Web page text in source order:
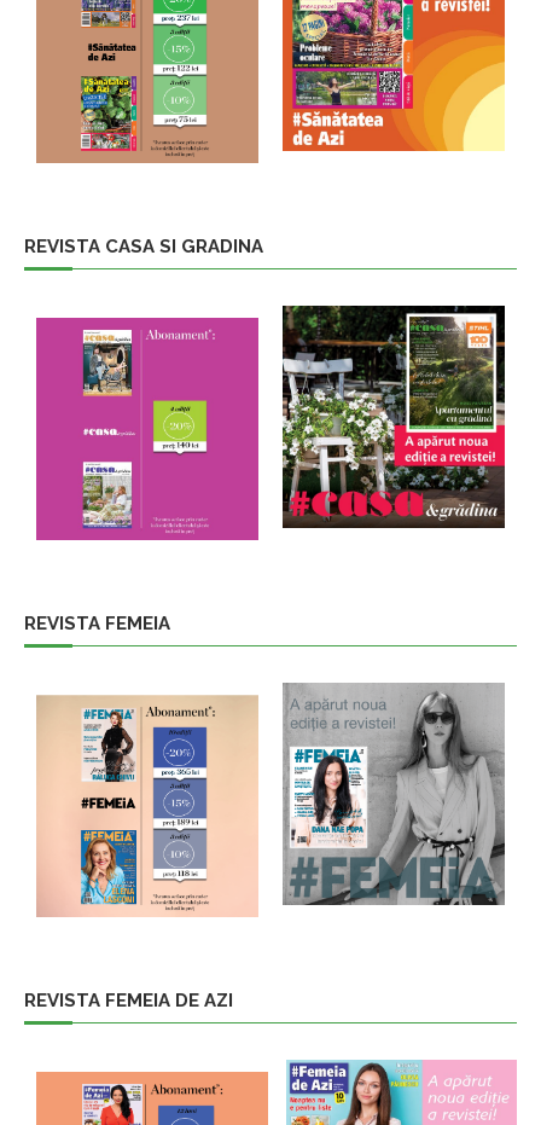
REVISTA CASA SI GRADINA
REVISTA FEMEIA
REVISTA FEMEIA DE AZI